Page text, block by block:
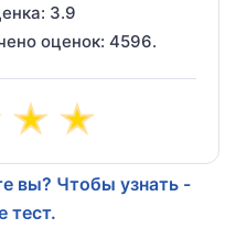
3.9
оценок: 4596.
вы? Чтобы узнать -
тест.